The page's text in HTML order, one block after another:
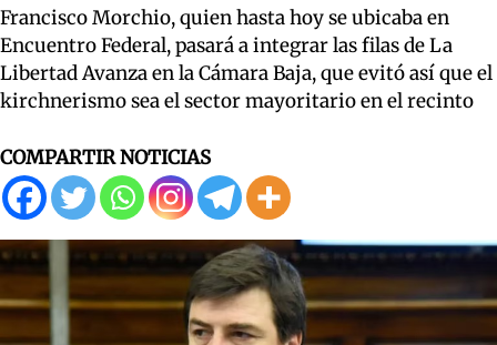
Francisco Morchio, quien hasta hoy se ubicaba en
Encuentro Federal, pasará a integrar las filas de La
Libertad Avanza en la Cámara Baja, que evitó así que el
kirchnerismo sea el sector mayoritario en el recinto
COMPARTIR NOTICIAS